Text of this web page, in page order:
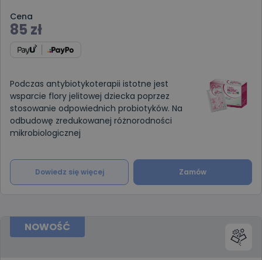
Cena
85 zł
Podczas antybiotykoterapii istotne jest
wsparcie flory jelitowej dziecka poprzez
stosowanie odpowiednich probiotyków. Na
odbudowę zredukowanej różnorodności
mikrobiologicznej
Dowiedz się więcej Zamów
NOWOŚĆ